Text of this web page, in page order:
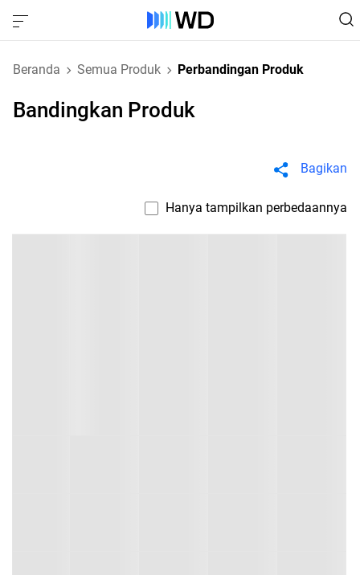
Beranda Semua Produk Perbandingan Produk
Bandingkan Produk
Bagikan
Hanya tampilkan perbedaannya